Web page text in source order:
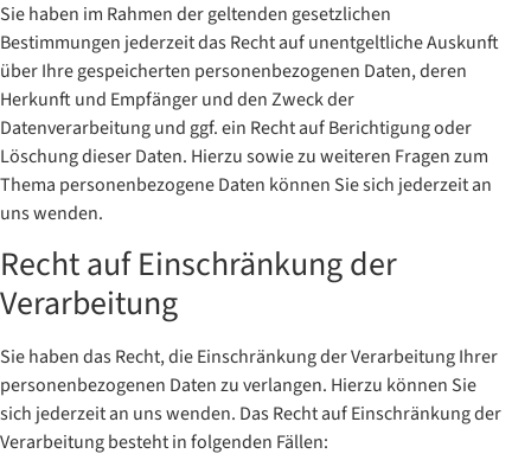
Sie haben im Rahmen der geltenden gesetzlichen
Bestimmungen jederzeit das Recht auf unentgeltliche Auskunft
über Ihre gespeicherten personenbezogenen Daten, deren
Herkunft und Empfänger und den Zweck der
Datenverarbeitung und ggf. ein Recht auf Berichtigung oder
Löschung dieser Daten. Hierzu sowie zu weiteren Fragen zum
Thema personenbezogene Daten können Sie sich jederzeit an
uns wenden.
Recht auf Einschränkung der
Verarbeitung
Sie haben das Recht, die Einschränkung der Verarbeitung Ihrer
personenbezogenen Daten zu verlangen. Hierzu können Sie
sich jederzeit an uns wenden. Das Recht auf Einschränkung der
Verarbeitung besteht in folgenden Fällen: